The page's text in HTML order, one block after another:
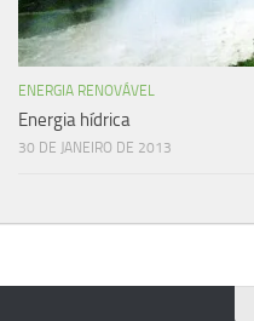
ENERGIA RENOVÁVEL
Energia hídrica
30 DE JANEIRO DE 2013